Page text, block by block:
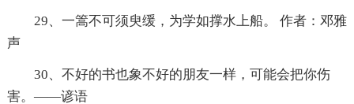
29、一篙不可须臾缓，为学如撑水上船。 作者：邓雅
声
30、不好的书也象不好的朋友一样，可能会把你伤
害。——谚语